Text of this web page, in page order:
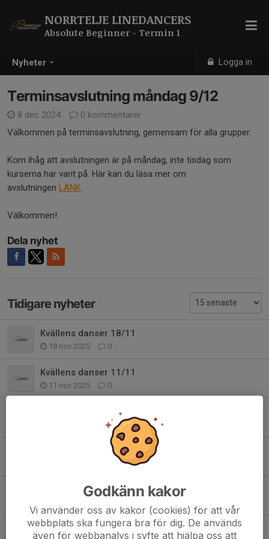
Nyheter Logga in
NORRTELJE LINEDANCERS
Absolute Beginner - Termin 1
Terminsavslutning måndag 9/12
8 dec 2024
0 kommentarer
Välkommen på terminsavslutning, gemensam för alla grupper.
Kom ihåg att avslutningen är på måndag, inte tisdag som
kurserna har varit på. Här kan du läsa mer om
avslutningen LÄNK
Välkommen!
Dela nyhet
Tidigare nyheter
Kvällens danser 18/11
18 nov 2025 0
Kvällens danser 11/11
11 nov 2025 0
Kvällens danser 4/11
0
Kvällens danser 28/10
Kvällens danser 21/10
Kvällens danser 14/10
Godkänn kakor
Vi använder oss av kakor (cookies) för att vår
webbplats ska fungera bra för dig. De används
även för webbanalys i syfte att hjälpa oss att